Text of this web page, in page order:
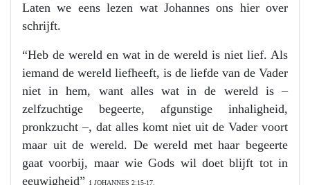
Laten we eens lezen wat Johannes ons hier over
schrijft.
“Heb de wereld en wat in de wereld is niet lief. Als
iemand de wereld liefheeft, is de liefde van de Vader
niet in hem, want alles wat in de wereld is –
zelfzuchtige begeerte, afgunstige inhaligheid,
pronkzucht –, dat alles komt niet uit de Vader voort
maar uit de wereld. De wereld met haar begeerte
gaat voorbij, maar wie Gods wil doet blijft tot in
eeuwigheid”
1 JOHANNES 2:15-17.